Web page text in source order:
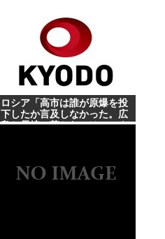
ロシア「高市は誰が原爆を投
下したか言及しなかった。広
島と長崎に落ちたのはUFOだ